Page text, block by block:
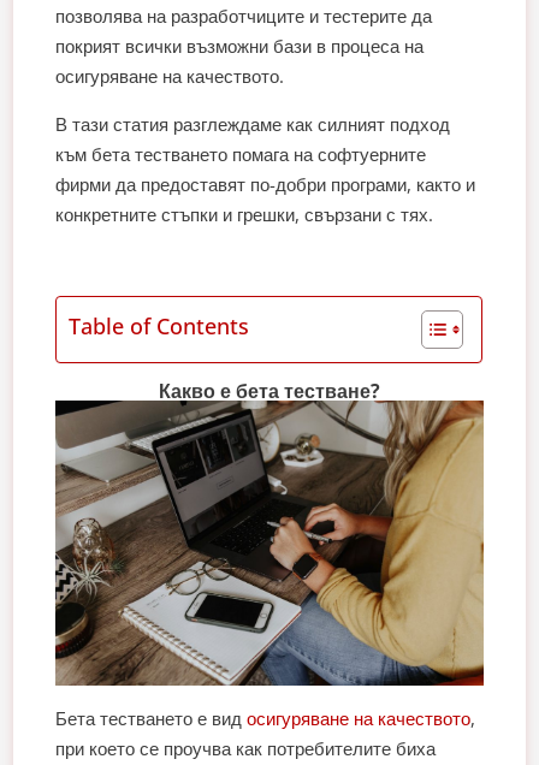
позволява на разработчиците и тестерите да
покрият всички възможни бази в процеса на
осигуряване на качеството.
В тази статия разглеждаме как силният подход
към бета тестването помага на софтуерните
фирми да предоставят по-добри програми, както и
конкретните стъпки и грешки, свързани с тях.
Table of Contents
Какво е бета тестване?
Бета тестването е видосигуряване на качеството,
при което се проучва как потребителите биха